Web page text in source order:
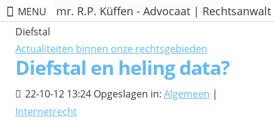
MENU mr. R.P. Küffen - Advocaat | Rechtsanwalt
Diefstal
Actualiteiten binnen onze rechtsgebieden
Diefstal en heling data?
22-10-12 13:24 Opgeslagen in: Algemeen |
Internetrecht